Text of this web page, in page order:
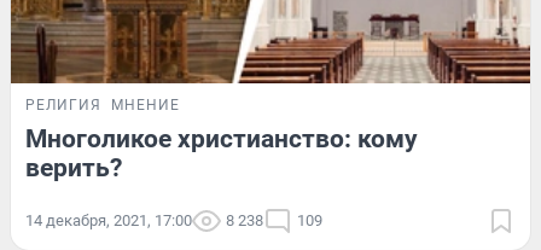
РЕЛИГИЯ МНЕНИЕ
Многоликое христианство: кому
верить?
14 декабря, 2021, 17:00 8 238 109